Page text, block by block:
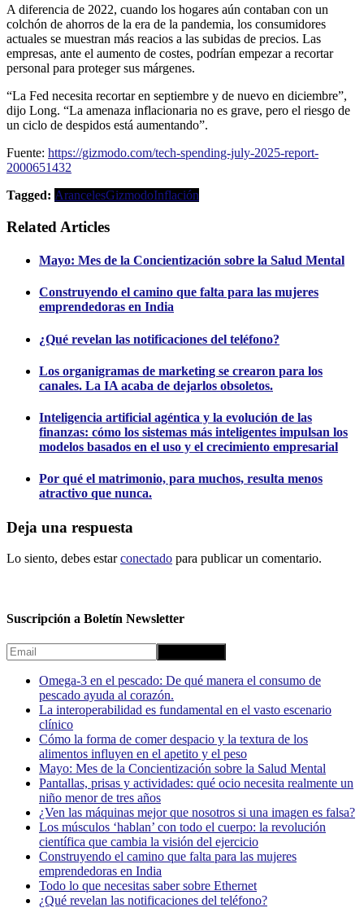
A diferencia de 2022, cuando los hogares aún contaban con un
colchón de ahorros de la era de la pandemia, los consumidores
actuales se muestran más reacios a las subidas de precios. Las
empresas, ante el aumento de costes, podrían empezar a recortar
personal para proteger sus márgenes.
“La Fed necesita recortar en septiembre y de nuevo en diciembre”,
dijo Long. “La amenaza inflacionaria no es grave, pero el riesgo de
un ciclo de despidos está aumentando”.
Fuente: https://gizmodo.com/tech-spending-july-2025-report-
2000651432
Tagged: ArancelesGizmodoInflación
Related Articles
Mayo: Mes de la Concientización sobre la Salud Mental
Construyendo el camino que falta para las mujeres
emprendedoras en India
¿Qué revelan las notificaciones del teléfono?
Los organigramas de marketing se crearon para los
canales. La IA acaba de dejarlos obsoletos.
Inteligencia artificial agéntica y la evolución de las
finanzas: cómo los sistemas más inteligentes impulsan los
modelos basados ​​en el uso y el crecimiento empresarial
Por qué el matrimonio, para muchos, resulta menos
atractivo que nunca.
Deja una respuesta
Lo siento, debes estarconectado para publicar un comentario.
Suscripción a Boletín Newsletter
Omega-3 en el pescado: De qué manera el consumo de
pescado ayuda al corazón.
La interoperabilidad es fundamental en el vasto escenario
clínico
Cómo la forma de comer despacio y la textura de los
alimentos influyen en el apetito y el peso
Mayo: Mes de la Concientización sobre la Salud Mental
Pantallas, prisas y actividades: qué ocio necesita realmente un
niño menor de tres años
¿Ven las máquinas mejor que nosotros si una imagen es falsa?
Los músculos ‘hablan’ con todo el cuerpo: la revolución
científica que cambia la visión del ejercicio
Construyendo el camino que falta para las mujeres
emprendedoras en India
Todo lo que necesitas saber sobre Ethernet
¿Qué revelan las notificaciones del teléfono?